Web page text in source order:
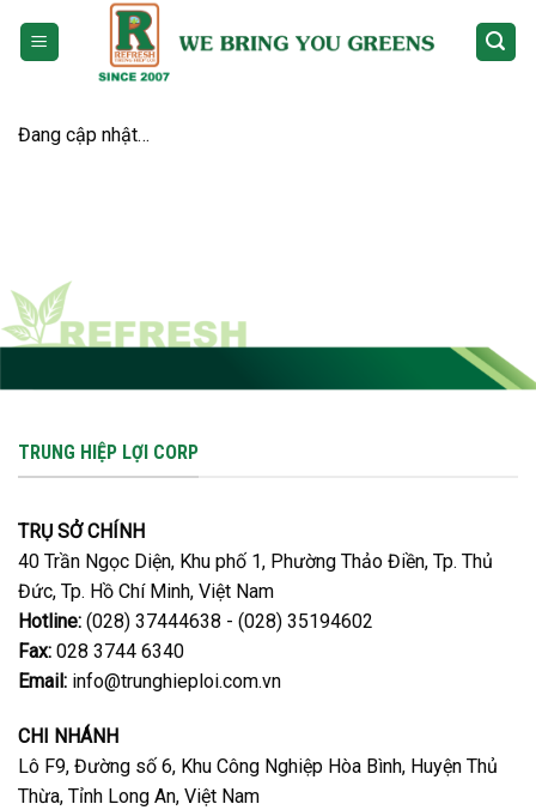
Đang cập nhật…
TRUNG HIỆP LỢI CORP
TRỤ SỞ CHÍNH
40 Trần Ngọc Diện, Khu phố 1, Phường Thảo Điền, Tp. Thủ
Đức, Tp. Hồ Chí Minh, Việt Nam
Hotline: (028) 37444638 - (028) 35194602
Fax: 028 3744 6340
Email: info@trunghieploi.com.vn
CHI NHÁNH
Lô F9, Đường số 6, Khu Công Nghiệp Hòa Bình, Huyện Thủ
Thừa, Tỉnh Long An, Việt Nam